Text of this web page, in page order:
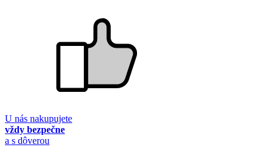
U nás nakupujete
vždy bezpečne
a s dôverou